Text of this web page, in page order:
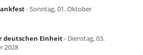
- Sonntag, 01. Oktober
deutschen Einheit- Dienstag, 03.
2028